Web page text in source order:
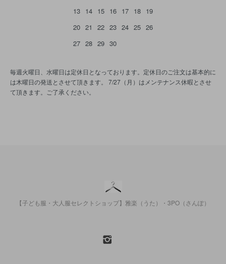
13 14 15 16 17 18 19
20 21 22 23 24 25 26
27 28 29 30
毎週火曜日、水曜日は定休日となっております。定休日のご注文は基本的に
は木曜日の発送とさせて頂きます。 7/27（月）はメンテナンス休暇とさせ
て頂きます。ご了承ください。
【子ども服・大人服セレクトショップ】雅楽（うた）・3PO（さんぽ）